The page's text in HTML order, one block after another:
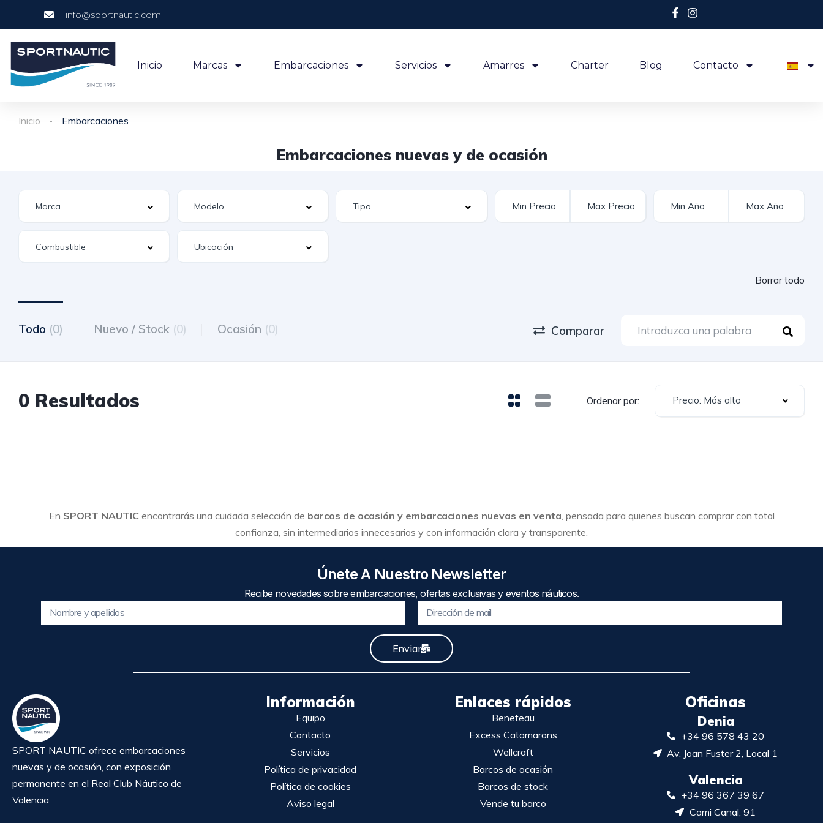
info@sportnautic.com
Inicio Marcas Embarcaciones Servicios Amarres Charter Blog Contacto
Inicio Embarcaciones
Embarcaciones nuevas y de ocasión
Borrar todo
Todo (0) Nuevo / Stock (0) Ocasión (0) Comparar
0 Resultados Ordenar por: Precio: Más alto
En SPORT NAUTIC encontrarás una cuidada selección de barcos de ocasión y embarcaciones nuevas en venta, pensada para quienes buscan comprar con total
confianza, sin intermediarios innecesarios y con información clara y transparente.
Únete A Nuestro Newsletter
Recibe novedades sobre embarcaciones, ofertas exclusivas y eventos náuticos.
Enviar
SPORT NAUTIC ofrece embarcaciones
nuevas y de ocasión, con exposición
permanente en el Real Club Náutico de
Valencia.
Información
Equipo
Contacto
Servicios
Política de privacidad
Política de cookies
Aviso legal
Enlaces rápidos
Beneteau
Excess Catamarans
Wellcraft
Barcos de ocasión
Barcos de stock
Vende tu barco
Oficinas
Denia
+34 96 578 43 20
Av. Joan Fuster 2, Local 1
Valencia
+34 96 367 39 67
Cami Canal, 91